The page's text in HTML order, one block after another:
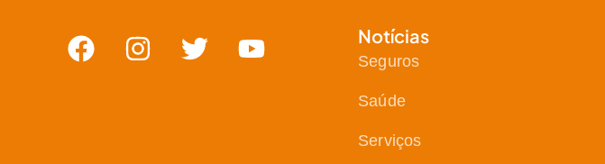
Notícias
Seguros
Saúde
Serviços